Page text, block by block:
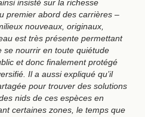
insisté sur la richesse
premier abord des carrières –
nouveaux, originaux,
est très présente permettant
se nourrir en toute quiétude
et donc finalement protégé
Il a aussi expliqué qu’il
pour trouver des solutions
nids de ces espèces en
certaines zones, le temps que